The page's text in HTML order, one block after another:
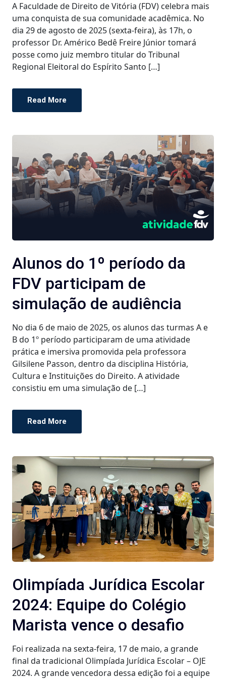
A Faculdade de Direito de Vitória (FDV) celebra mais
uma conquista de sua comunidade acadêmica. No
dia 29 de agosto de 2025 (sexta-feira), às 17h, o
professor Dr. Américo Bedê Freire Júnior tomará
posse como juiz membro titular do Tribunal
Regional Eleitoral do Espírito Santo […]
Read More
Alunos do 1º período da
FDV participam de
simulação de audiência
No dia 6 de maio de 2025, os alunos das turmas A e
B do 1º período participaram de uma atividade
prática e imersiva promovida pela professora
Gilsilene Passon, dentro da disciplina História,
Cultura e Instituições do Direito. A atividade
consistiu em uma simulação de […]
Read More
Olimpíada Jurídica Escolar
2024: Equipe do Colégio
Marista vence o desafio
Foi realizada na sexta-feira, 17 de maio, a grande
final da tradicional Olimpíada Jurídica Escolar – OJE
2024. A grande vencedora dessa edição foi a equipe